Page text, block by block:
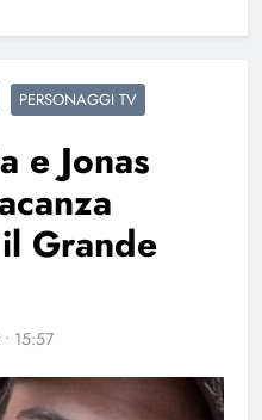
PERSONAGGI TV
e Jonas
Grande
15:57